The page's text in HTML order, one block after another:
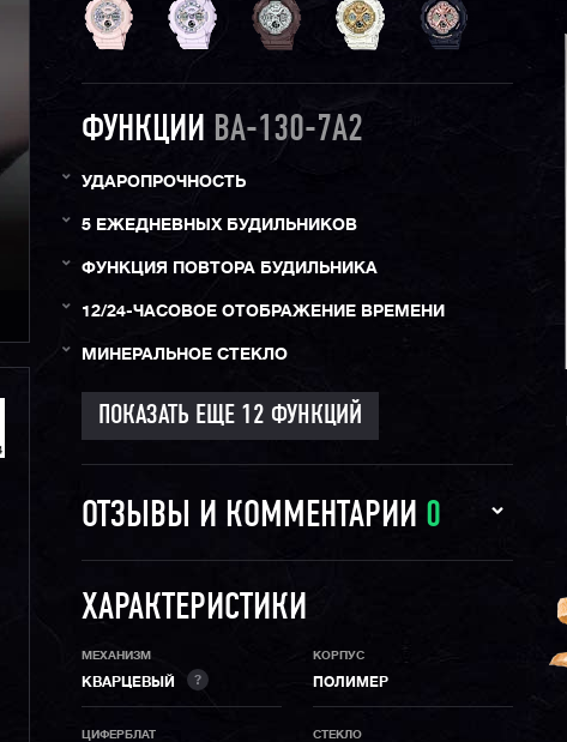
ФУНКЦИИ BA-130-7A2
УДАРОПРОЧНОСТЬ
5 ЕЖЕДНЕВНЫХ БУДИЛЬНИКОВ
ФУНКЦИЯ ПОВТОРА БУДИЛЬНИКА
12/24-ЧАСОВОЕ ОТОБРАЖЕНИЕ ВРЕМЕНИ
МИНЕРАЛЬНОЕ СТЕКЛО
ОТЗЫВЫ И КОММЕНТАРИИ 0
ХАРАКТЕРИСТИКИ
МЕХАНИЗМ
КВАРЦЕВЫЙ ?
КОРПУС
ПОЛИМЕР
ЦИФЕРБЛАТ СТЕКЛО